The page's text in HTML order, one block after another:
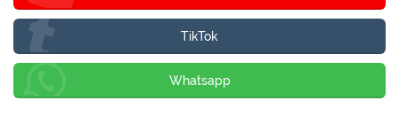
TikTok
Whatsapp